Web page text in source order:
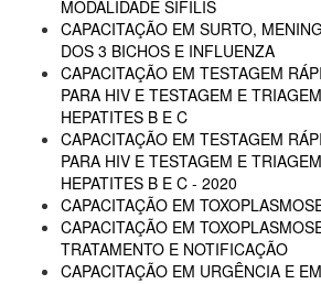
MODALIDADE SÍFILIS
CAPACITAÇÃO EM SURTO,
DOS 3 BICHOS E INFLUENZA
CAPACITAÇÃO EM TESTAGEM
PARA HIV E TESTAGEM E
HEPATITES B E C
CAPACITAÇÃO EM TESTAGEM
PARA HIV E TESTAGEM E
HEPATITES B E C - 2020
CAPACITAÇÃO EM
CAPACITAÇÃO EM
TRATAMENTO E NOTIFICAÇÃO
CAPACITAÇÃO EM URGÊNCIA E